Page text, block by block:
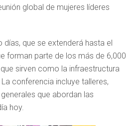
global de mujeres líderes
que se extenderá hasta el
forman parte de los más de 6,000
sirven como la infraestructura
conferencia incluye talleres,
que abordan las
hoy.